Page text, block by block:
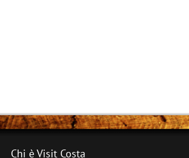
Chi è Visit Costa